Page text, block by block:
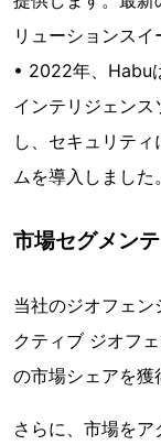
リューションスイ
• 2022年、Habu
インテリジェン
し、セキュリテ
ムを導入しました。
市場セグメン
当社のジオフェ
クティブ ジオフ
の市場シェアを獲
さらに、市場を